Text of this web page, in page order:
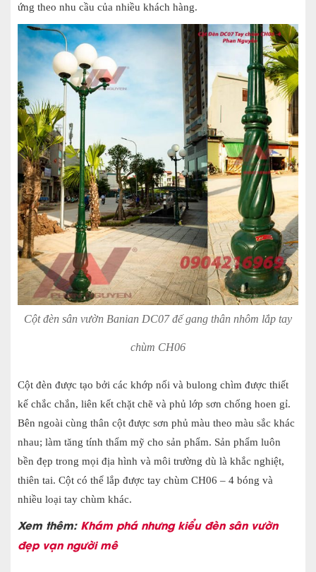
ứng theo nhu cầu của nhiều khách hàng.
Cột đèn sân vườn Banian DC07 đế gang thân nhôm lắp tay
chùm CH06
Cột đèn được tạo bởi các khớp nối và bulong chìm được thiết
kế chắc chắn, liên kết chặt chẽ và phủ lớp sơn chống hoen gỉ.
Bên ngoài cùng thân cột được sơn phủ màu theo màu sắc khác
nhau; làm tăng tính thẩm mỹ cho sản phẩm. Sản phẩm luôn
bền đẹp trong mọi địa hình và môi trường dù là khắc nghiệt,
thiên tai. Cột có thể lắp được tay chùm CH06 – 4 bóng và
nhiều loại tay chùm khác.
Xem thêm: Khám phá nhưng kiểu đèn sân vườn
đẹp vạn người mê